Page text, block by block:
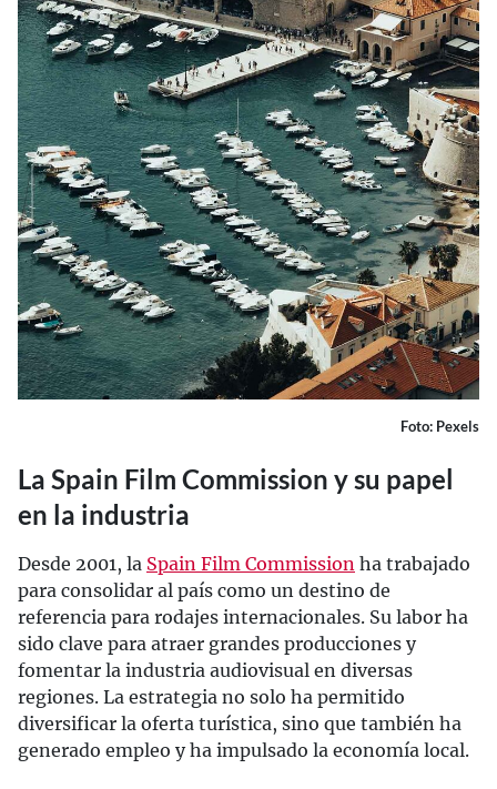
Foto: Pexels
La Spain Film Commission y su papel
en la industria
Desde 2001, la Spain Film Commission ha trabajado
para consolidar al país como un destino de
referencia para rodajes internacionales. Su labor ha
sido clave para atraer grandes producciones y
fomentar la industria audiovisual en diversas
regiones. La estrategia no solo ha permitido
diversificar la oferta turística, sino que también ha
generado empleo y ha impulsado la economía local.